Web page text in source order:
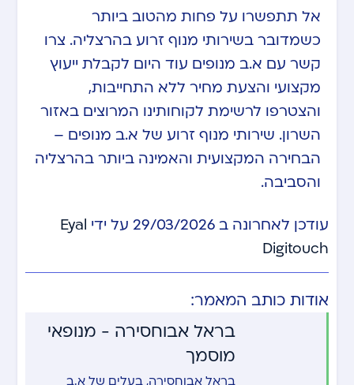
אל תתפשרו על פחות מהטוב ביותר
כשמדובר בשירותי מנוף זרוע בהרצליה. צרו
קשר עם א.ב מנופים עוד היום לקבלת ייעוץ
מקצועי והצעת מחיר ללא התחייבות,
והצטרפו לרשימת לקוחותינו המרוצים באזור
השרון. שירותי מנוף זרוע של א.ב מנופים –
הבחירה המקצועית והאמינה ביותר בהרצליה
והסביבה.
עודכן לאחרונה ב 29/03/2026 על ידי
Eyal
Digitouch
אודות כותב המאמר:
בראל אבוחסירה - מנופאי
מוסמך
בראל אבוחסירה, בעלים של א.ב